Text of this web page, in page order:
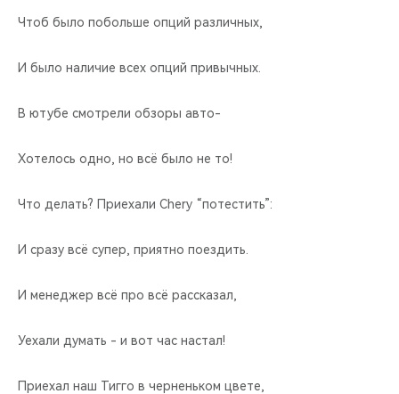
Чтоб было побольше опций различных,
И было наличие всех опций привычных.
В ютубе смотрели обзоры авто-
Хотелось одно, но всё было не то!
Что делать? Приехали Chery “потестить”:
И сразу всё супер, приятно поездить.
И менеджер всё про всё рассказал,
Уехали думать - и вот час настал!
Приехал наш Тигго в черненьком цвете,